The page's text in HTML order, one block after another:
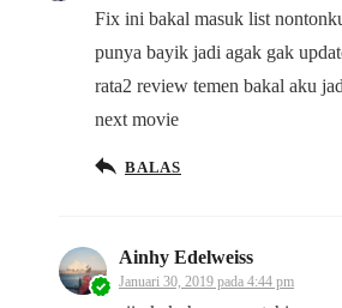
Fix ini bakal masuk list
punya bayik jadi agak gak
rata2 review temen bakal aku
next movie
BALAS
Ainhy Edelweiss
Januari 30, 2019 pada 4:44 pm